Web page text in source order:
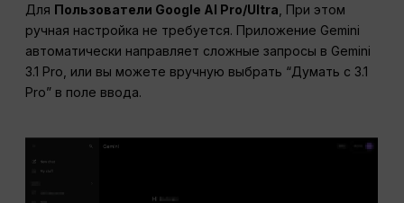
Для Пользователи Google AI Pro/Ultra , При этом
ручная настройка не требуется. Приложение Gemini
автоматически направляет сложные запросы в Gemini
3.1 Pro, или вы можете вручную выбрать “Думать с 3.1
Pro” в поле ввода.